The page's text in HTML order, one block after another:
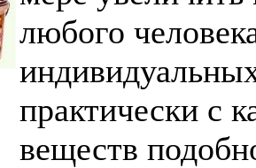
любого
практически с
веществ